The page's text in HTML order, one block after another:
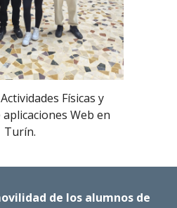
Físicas y
Web en
Turín.
de los alumnos de